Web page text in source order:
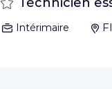
Technicien
Intérimaire